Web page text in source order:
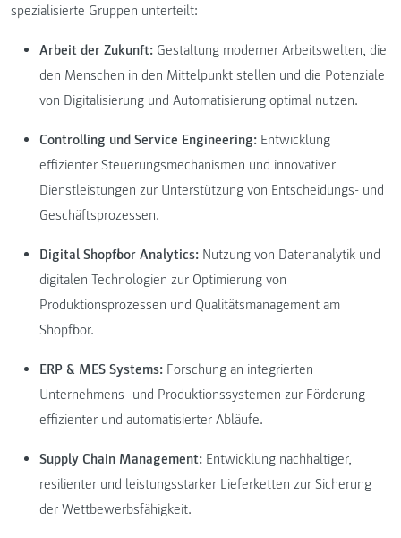
spezialisierte Gruppen unterteilt:
Arbeit der Zukunft: Gestaltung moderner Arbeitswelten, die
den Menschen in den Mittelpunkt stellen und die Potenziale
von Digitalisierung und Automatisierung optimal nutzen.
Controlling und Service Engineering: Entwicklung
effizienter Steuerungsmechanismen und innovativer
Dienstleistungen zur Unterstützung von Entscheidungs- und
Geschäftsprozessen.
Digital Shopfloor Analytics: Nutzung von Datenanalytik und
digitalen Technologien zur Optimierung von
Produktionsprozessen und Qualitätsmanagement am
Shopfloor.
ERP & MES Systems: Forschung an integrierten
Unternehmens- und Produktionssystemen zur Förderung
effizienter und automatisierter Abläufe.
Supply Chain Management: Entwicklung nachhaltiger,
resilienter und leistungsstarker Lieferketten zur Sicherung
der Wettbewerbsfähigkeit.